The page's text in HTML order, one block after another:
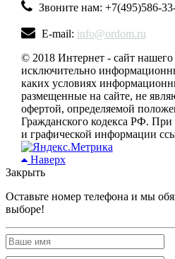
Звоните нам: +7(495)586-
E-mail: info@ordom.ru
© 2018 Интернет - сайт нашего
исключительно
каких условиях
размещенные на сайте, не
офертой, определяемой
Гражданского кодекса РФ. При
и графической информации
Наверх
Закрыть
Оставьте номер телефона и мы
выборе!